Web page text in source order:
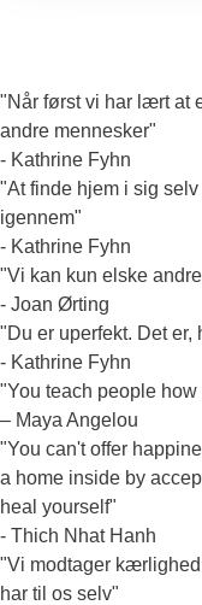
"Når først vi har lært at
andre mennesker"
- Kathrine Fyhn
"At finde hjem i sig
igennem"
- Kathrine Fyhn
"Vi kan kun elske
- Joan Ørting
"Du er uperfekt. Det
- Kathrine Fyhn
"You teach people how
– Maya Angelou
"You can't offer
a home inside by
heal yourself"
- Thich Nhat Hanh
"Vi modtager
har til os selv"